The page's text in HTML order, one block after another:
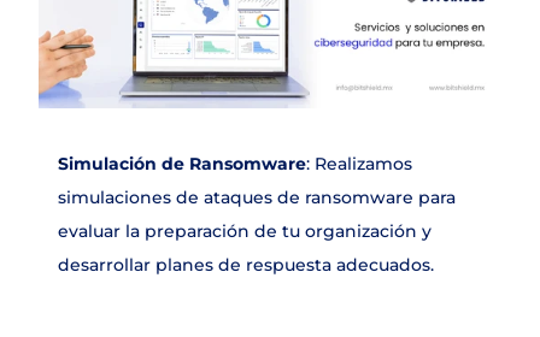
Simulación de Ransomware: Realizamos
simulaciones de ataques de ransomware para
evaluar la preparación de tu organización y
desarrollar planes de respuesta adecuados.